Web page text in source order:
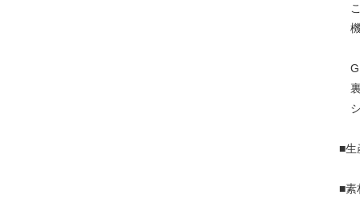
こ
機
裏
シ
■
■